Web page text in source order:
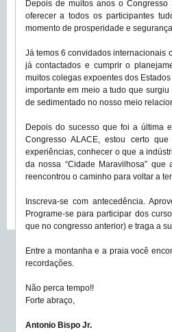
Depois de muitos anos o
oferecer a todos os participantes
momento de prosperidade e
Já temos 6 convidados internacionais
já contactados e cumprir o
muitos colegas expoentes dos
importante em meio a tudo que
de sedimentado no nosso meio
Depois do sucesso que foi a última
Congresso ALACE, estou certo
experiências, conhecer o que a
da nossa “Cidade Maravilhosa”
reencontrou o caminho para voltar a
Inscreva-se com antecedência.
Programe-se para participar dos
que no congresso anterior) e traga a
Entre a montanha e a praia você
recordações.
Não perca tempo!!
Forte abraço,
Antonio Bispo Jr.